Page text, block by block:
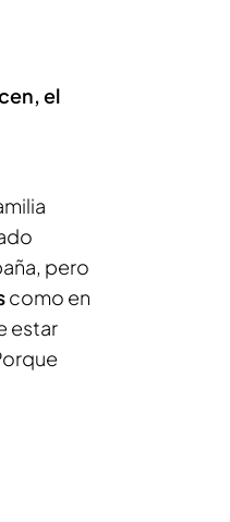
el
pero
como en
estar